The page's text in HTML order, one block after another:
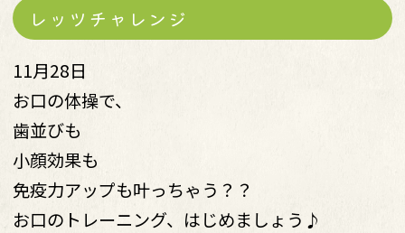
レッツチャレンジ
11月28日
お口の体操で、
歯並びも
小顔効果も
免疫力アップも叶っちゃう？？
お口のトレーニング、はじめましょう♪